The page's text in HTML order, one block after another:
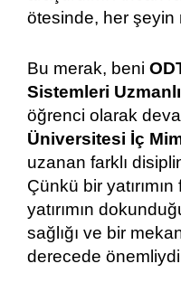
ötesinde, her şeyin
Bu merak, beni
Sistemleri
öğrenci olarak
Üniversitesi İç
uzanan farklı
Çünkü bir
yatırımın
sağlığı ve bir
derecede